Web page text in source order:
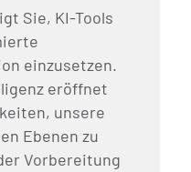
Sie, KI-Tools
einzusetzen.
eröffnet
unsere
Ebenen zu
Vorbereitung